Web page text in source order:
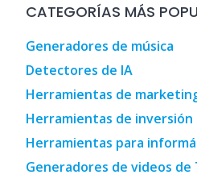
CATEGORÍAS MÁS
Generadores de música
Detectores de IA
Herramientas de
Herramientas de inversión
Herramientas para
Generadores de videos de